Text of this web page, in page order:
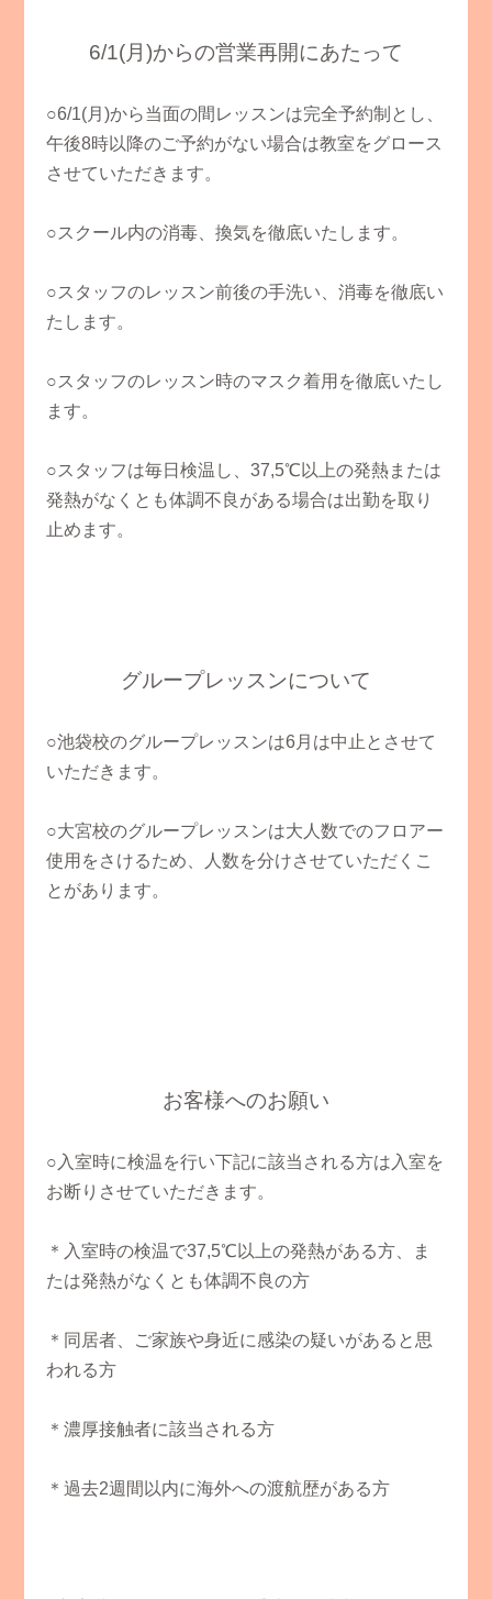
6/1(月)からの営業再開にあたって
○6/1(月)から当面の間レッスンは完全予約制とし、
午後8時以降のご予約がない場合は教室をグロース
させていただきます。
○スクール内の消毒、換気を徹底いたします。
○スタッフのレッスン前後の手洗い、消毒を徹底い
たします。
○スタッフのレッスン時のマスク着用を徹底いたし
ます。
○スタッフは毎日検温し、37,5℃以上の発熱または
発熱がなくとも体調不良がある場合は出勤を取り
止めます。
グループレッスンについて
○池袋校のグループレッスンは6月は中止とさせて
いただきます。
○大宮校のグループレッスンは大人数でのフロアー
使用をさけるため、人数を分けさせていただくこ
とがあります。
お客様へのお願い
○入室時に検温を行い下記に該当される方は入室を
お断りさせていただきます。
＊入室時の検温で37,5℃以上の発熱がある方、ま
たは発熱がなくとも体調不良の方
＊同居者、ご家族や身近に感染の疑いがあると思
われる方
＊濃厚接触者に該当される方
＊過去2週間以内に海外への渡航歴がある方